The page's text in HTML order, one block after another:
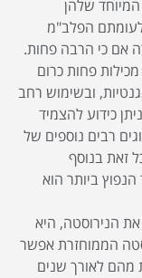
שלהן
הפלב"מ
חלודה אם כי הרבה פחות.
מכילות פחות כרום
לסדרות 200 ו 300 הן מגנטיות, ובשימוש רחב
כידוע להצמיד
רבים נוספים של
זאת בנוסף
ביותר הוא
את הנירוסטה, היא
הממוחזרת אפשר
מהם לאורך שנים